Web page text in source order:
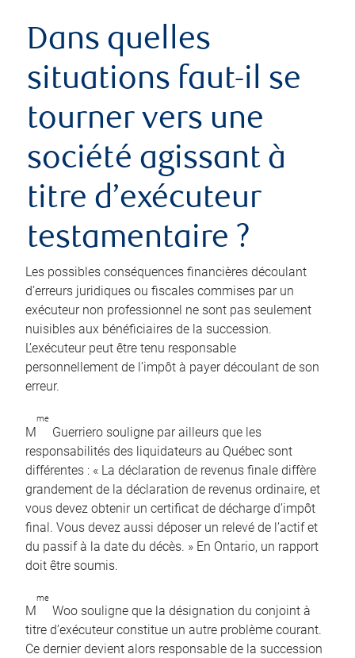
Dans quelles
situations faut-il se
tourner vers une
société agissant à
titre d’exécuteur
testamentaire ?
Les possibles conséquences financières découlant
d’erreurs juridiques ou fiscales commises par un
exécuteur non professionnel ne sont pas seulement
nuisibles aux bénéficiaires de la succession.
L’exécuteur peut être tenu responsable
personnellement de l’impôt à payer découlant de son
erreur.
M
me
Guerriero souligne par ailleurs que les
responsabilités des liquidateurs au Québec sont
différentes : « La déclaration de revenus finale diffère
grandement de la déclaration de revenus ordinaire, et
vous devez obtenir un certificat de décharge d’impôt
final. Vous devez aussi déposer un relevé de l’actif et
du passif à la date du décès. » En Ontario, un rapport
doit être soumis.
M
me
Woo souligne que la désignation du conjoint à
titre d’exécuteur constitue un autre problème courant.
Ce dernier devient alors responsable de la succession